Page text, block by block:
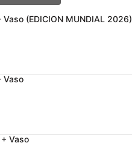
(EDICION MUNDIAL 2026)
Vaso
Vaso